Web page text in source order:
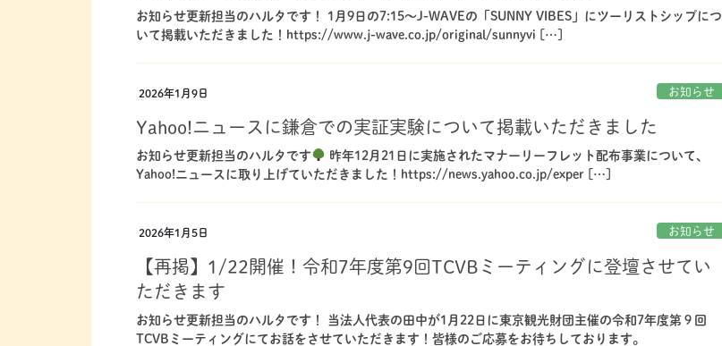
お知らせ更新担当のハルタです！ 1月9日の7:15～J-WAVEの「SUNNY VIBES」にツーリストシップにつ
いて掲載いただきました！https://www.j-wave.co.jp/original/sunnyvi […]
2026年1月9日 お知らせ
Yahoo!ニュースに鎌倉での実証実験について掲載いただきました
お知らせ更新担当のハルタです
昨年12月21日に実施されたマナーリーフレット配布事業について、
Yahoo!ニュースに取り上げていただきました！https://news.yahoo.co.jp/exper […]
2026年1月5日 お知らせ
【再掲】1/22開催！令和7年度第9回TCVBミーティングに登壇させてい
ただきます
お知らせ更新担当のハルタです！ 当法人代表の田中が1月22日に東京観光財団主催の令和7年度第９回
TCVBミーティングにてお話をさせていただきます！皆様のご応募をお待ちしております。